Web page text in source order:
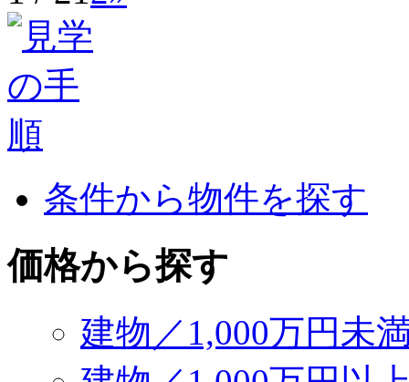
条件から物件を探す
価格から探す
建物／1,000万円未